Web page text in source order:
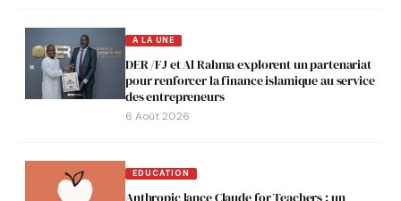
A LA UNE
DER /FJ et Al Rahma explorent un partenariat
pour renforcer la finance islamique au service
des entrepreneurs
6 Août 2026
EDUCATION